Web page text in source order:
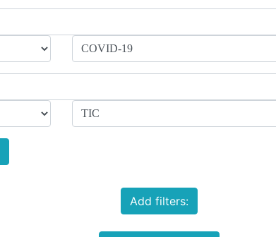
Add filters: